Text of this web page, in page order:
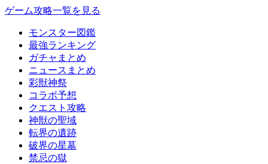
ゲーム攻略一覧を見る
モンスター図鑑
最強ランキング
ガチャまとめ
ニュースまとめ
彩獣神祭
コラボ予想
クエスト攻略
神獣の聖域
転界の遺跡
破界の星墓
禁忌の獄